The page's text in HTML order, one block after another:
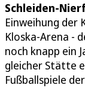
Schleiden-
Einweihung der
Kloska-Arena -
noch knapp ein
gleicher Stätte
Fußballspiele